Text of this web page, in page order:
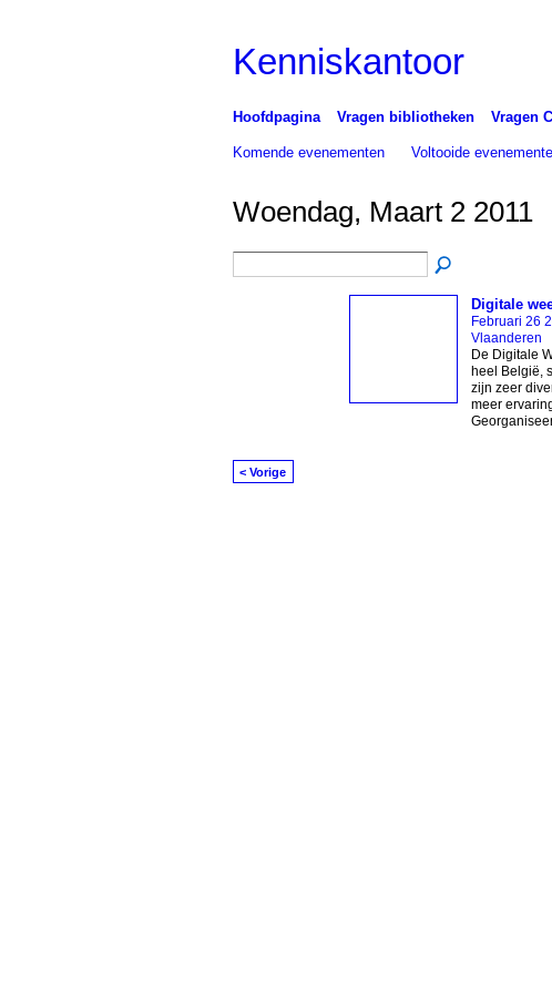
Kenniskantoor
Hoofdpagina Vragen bibliotheken Vragen
Komende evenementen Voltooide
Woendag, Maart 2 2011
Digitale
Februari 26
Vlaanderen
De Digitale
heel België,
zijn zeer
meer
< Vorige